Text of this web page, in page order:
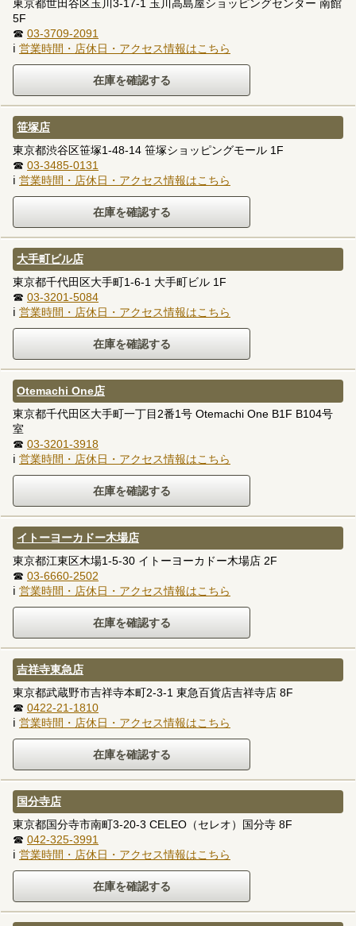
東京都世田谷区玉川3-17-1 玉川高島屋ショッピングセンター 南館
5F
☎ 03-3709-2091
ℹ 営業時間・店休日・アクセス情報はこちら
笹塚店
東京都渋谷区笹塚1-48-14 笹塚ショッピングモール 1F
☎ 03-3485-0131
ℹ 営業時間・店休日・アクセス情報はこちら
大手町ビル店
東京都千代田区大手町1-6-1 大手町ビル 1F
☎ 03-3201-5084
ℹ 営業時間・店休日・アクセス情報はこちら
Otemachi One店
東京都千代田区大手町一丁目2番1号 Otemachi One B1F B104号
室
☎ 03-3201-3918
ℹ 営業時間・店休日・アクセス情報はこちら
イトーヨーカドー木場店
東京都江東区木場1-5-30 イトーヨーカドー木場店 2F
☎ 03-6660-2502
ℹ 営業時間・店休日・アクセス情報はこちら
吉祥寺東急店
東京都武蔵野市吉祥寺本町2-3-1 東急百貨店吉祥寺店 8F
☎ 0422-21-1810
ℹ 営業時間・店休日・アクセス情報はこちら
国分寺店
東京都国分寺市南町3-20-3 CELEO（セレオ）国分寺 8F
☎ 042-325-3991
ℹ 営業時間・店休日・アクセス情報はこちら